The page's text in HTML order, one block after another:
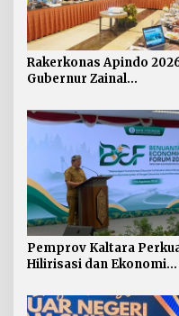
Rakerkonas Apindo
Gubernur Zainal
Strategis Kaltara ke
Perwakilan Negara
Pemprov Kaltara
Hilirisasi dan Ekonomi
Perang Dagang Global